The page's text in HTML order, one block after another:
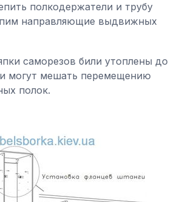
полкодержатели и трубу
направляющие выдвижных
саморезов били утоплены до
могут мешать перемещению
полок.